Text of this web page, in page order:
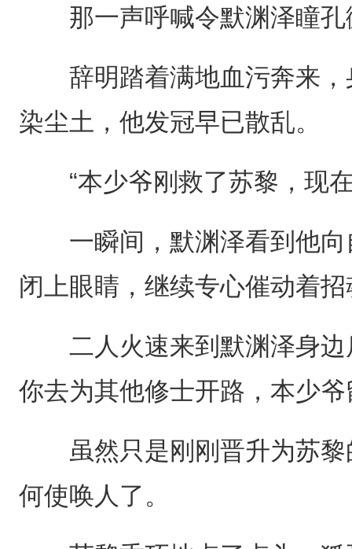
那一声呼喊令默渊泽瞳孔
辞明踏着满地血污奔来，
染尘土，他发冠早已散乱。
“本少爷刚救了苏黎，现在
一瞬间，默渊泽看到他向
闭上眼睛，继续专心催动着
二人火速来到默渊泽身边
你去为其他修士开路，本少爷
虽然只是刚刚晋升为苏黎
何使唤人了。